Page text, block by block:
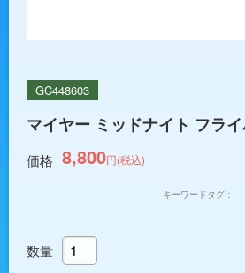
GC448603
マイヤー ミッドナイト フラ
価格 8,800円(税込)
キーワードタグ：
数量